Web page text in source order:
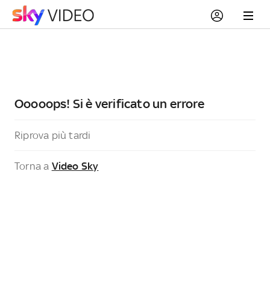
Ooooops! Si è verificato un errore
Riprova più tardi
Torna a Video Sky